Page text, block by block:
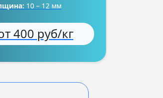
10 – 12 мм
400 руб/кг